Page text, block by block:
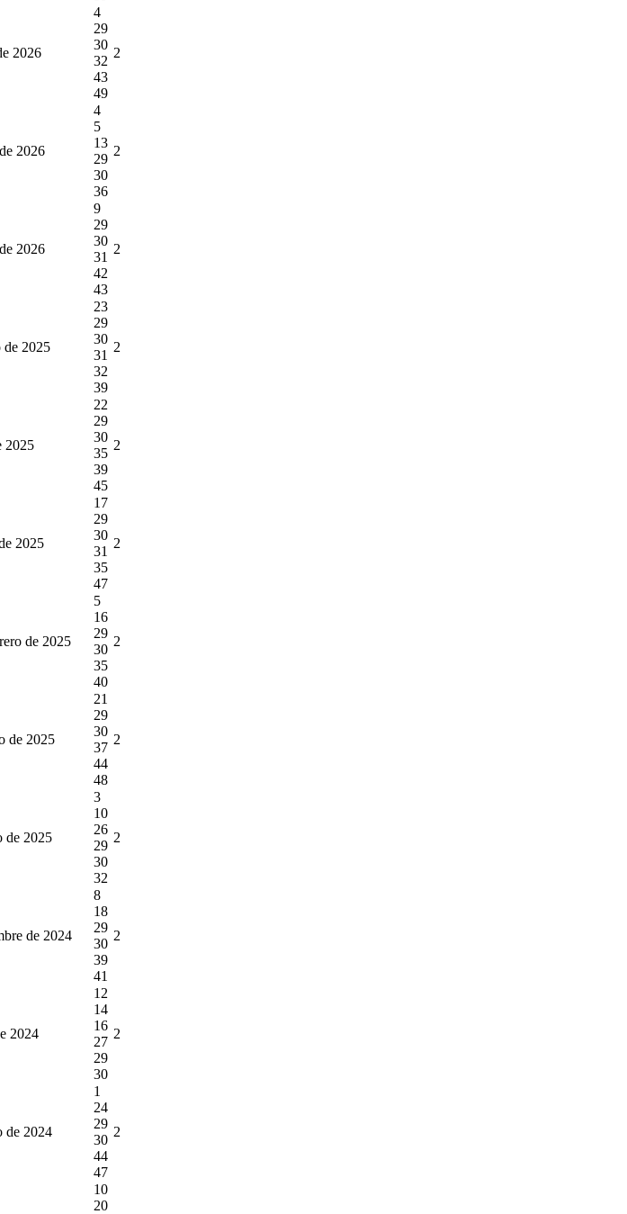
2026
4
29
30
32
43
49
2
2026
4
5
13
29
30
36
2
2026
9
29
30
31
42
43
2
2025
23
29
30
31
32
39
2
2025
22
29
30
35
39
45
2
2025
17
29
30
31
35
47
2
de 2025
5
16
29
30
35
40
2
de 2025
21
29
30
37
44
48
2
de 2025
3
10
26
29
30
32
2
de 2024
8
18
29
30
39
41
2
2024
12
14
16
27
29
30
2
de 2024
1
24
29
30
44
47
2
10
20